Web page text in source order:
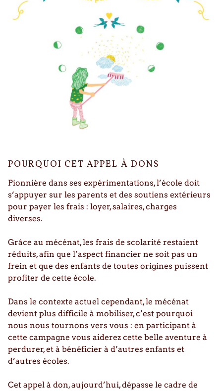
POURQUOI CET APPEL À DONS
Pionnière dans ses expérimentations, l’école doit
s’appuyer sur les parents et des soutiens extérieurs
pour payer les frais : loyer, salaires, charges
diverses.
Grâce au mécénat, les frais de scolarité restaient
réduits, afin que l’aspect financier ne soit pas un
frein et que des enfants de toutes origines puissent
profiter de cette école.
Dans le contexte actuel cependant, le mécénat
devient plus difficile à mobiliser, c’est pourquoi
nous nous tournons vers vous : en participant à
cette campagne vous aiderez cette belle aventure à
perdurer, et à bénéficier à d’autres enfants et
d’autres écoles.
Cet appel à don, aujourd’hui, dépasse le cadre de